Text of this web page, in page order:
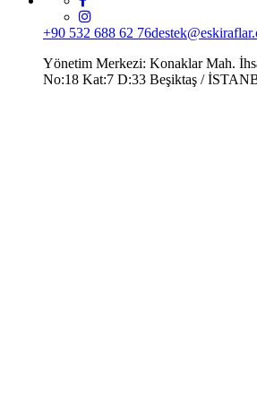
+90 532 688 62 76
Yönetim Merkezi: Konaklar Mah.
No:18 Kat:7 D:33 Beşiktaş /